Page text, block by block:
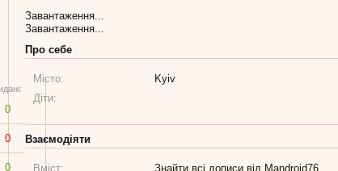
0
0
0
Завантаження...
Завантаження...
Про себе
Місто:
Kyiv
Діти:
Взаємодіяти
Вміст:
Знайти всі дописи від Mandroid76